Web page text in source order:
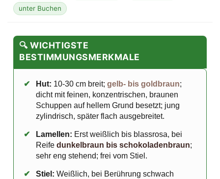
unter Buchen
🔍 WICHTIGSTE
BESTIMMUNGSMERKMALE
✔ Hut: 10-30 cm breit; gelb- bis goldbraun;
dicht mit feinen, konzentrischen, braunen
Schuppen auf hellem Grund besetzt; jung
zylindrisch, später flach ausgebreitet.
✔ Lamellen: Erst weißlich bis blassrosa, bei
Reife dunkelbraun bis schokoladenbraun;
sehr eng stehend; frei vom Stiel.
✔ Stiel: Weißlich, bei Berührung schwach